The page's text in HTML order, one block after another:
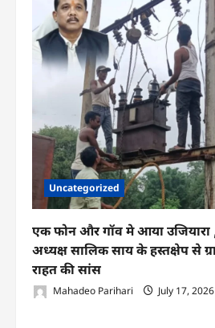
की
मौके
पे
हुई
मौत
Uncategorized
एक फोन और गॉव मे आया उजियारा
अध्यक्ष सालिक साय के हस्तक्षेप से
राहत की सांस
Mahadeo Parihari July 17, 2026